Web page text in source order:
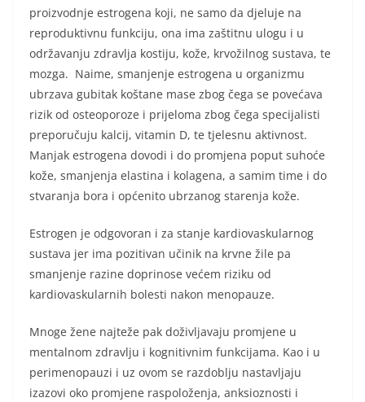
proizvodnje estrogena koji, ne samo da djeluje na
reproduktivnu funkciju, ona ima zaštitnu ulogu i u
održavanju zdravlja kostiju, kože, krvožilnog sustava, te
mozga. Naime, smanjenje estrogena u organizmu
ubrzava gubitak koštane mase zbog čega se povećava
rizik od osteoporoze i prijeloma zbog čega specijalisti
preporučuju kalcij, vitamin D, te tjelesnu aktivnost.
Manjak estrogena dovodi i do promjena poput suhoće
kože, smanjenja elastina i kolagena, a samim time i do
stvaranja bora i općenito ubrzanog starenja kože.
Estrogen je odgovoran i za stanje kardiovaskularnog
sustava jer ima pozitivan učinik na krvne žile pa
smanjenje razine doprinose većem riziku od
kardiovaskularnih bolesti nakon menopauze.
Mnoge žene najteže pak doživljavaju promjene u
mentalnom zdravlju i kognitivnim funkcijama. Kao i u
perimenopauzi i uz ovom se razdoblju nastavljaju
izazovi oko promjene raspoloženja, anksioznosti i